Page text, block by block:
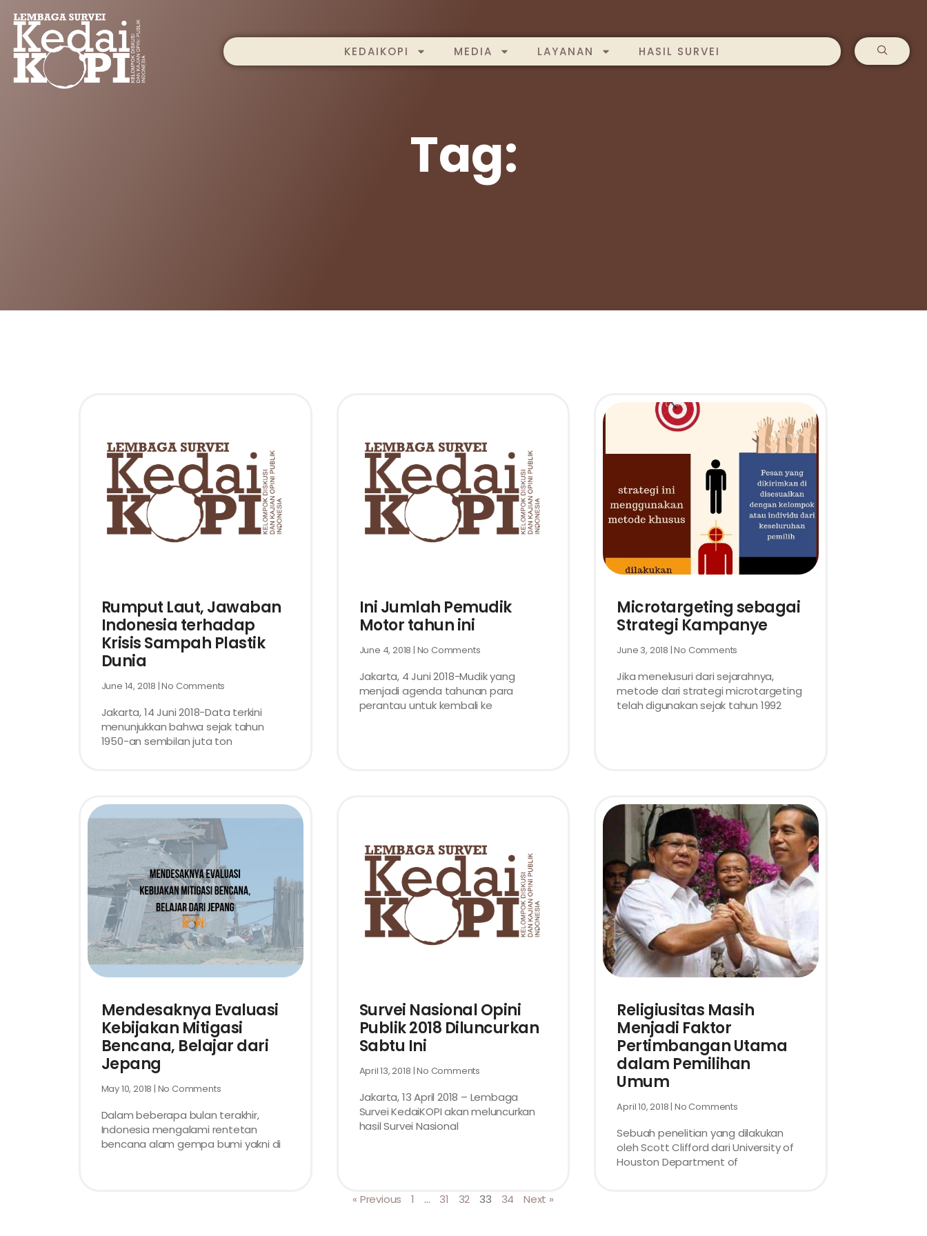
KEDAIKOPI MEDIA LAYANAN HASIL SURVEI
Tag:
Rumput Laut, Jawaban
Indonesia terhadap
Krisis Sampah Plastik
Dunia
June 14, 2018 No Comments
Jakarta, 14 Juni 2018-Data terkini
menunjukkan bahwa sejak tahun
1950-an sembilan juta ton
Ini Jumlah Pemudik
Motor tahun ini
June 4, 2018 No Comments
Jakarta, 4 Juni 2018-Mudik yang
menjadi agenda tahunan para
perantau untuk kembali ke
Microtargeting sebagai
Strategi Kampanye
June 3, 2018 No Comments
Jika menelusuri dari sejarahnya,
metode dari strategi microtargeting
telah digunakan sejak tahun 1992
Mendesaknya Evaluasi
Kebijakan Mitigasi
Bencana, Belajar dari
Jepang
May 10, 2018 No Comments
Dalam beberapa bulan terakhir,
Indonesia mengalami rentetan
bencana alam gempa bumi yakni di
Survei Nasional Opini
Publik 2018 Diluncurkan
Sabtu Ini
April 13, 2018 No Comments
Jakarta, 13 April 2018 – Lembaga
Survei KedaiKOPI akan meluncurkan
hasil Survei Nasional
Religiusitas Masih
Menjadi Faktor
Pertimbangan Utama
dalam Pemilihan
Umum
April 10, 2018 No Comments
Sebuah penelitian yang dilakukan
oleh Scott Clifford dari University of
Houston Department of
« Previous 1 … 31 32 33 34 Next »